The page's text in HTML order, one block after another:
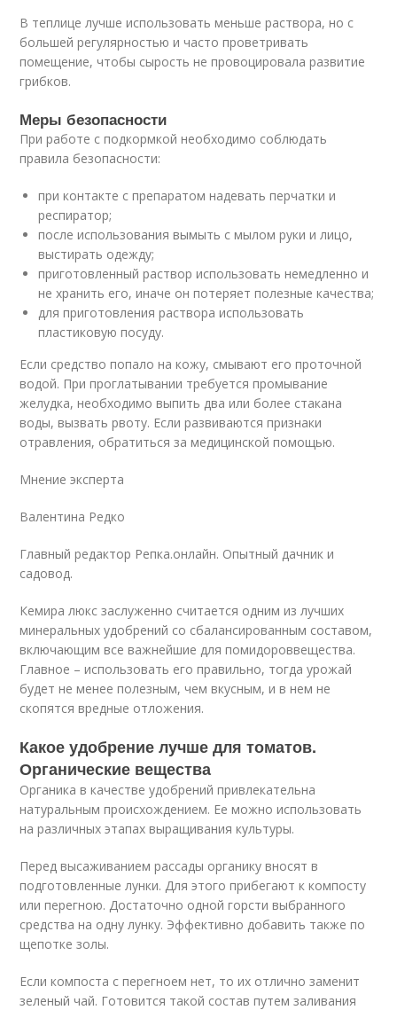
В теплице лучше использовать меньше раствора, но с
большей регулярностью и часто проветривать
помещение, чтобы сырость не провоцировала развитие
грибков.
Меры безопасности
При работе с подкормкой необходимо соблюдать
правила безопасности:
при контакте с препаратом надевать перчатки и
респиратор;
после использования вымыть с мылом руки и лицо,
выстирать одежду;
приготовленный раствор использовать немедленно и
не хранить его, иначе он потеряет полезные качества;
для приготовления раствора использовать
пластиковую посуду.
Если средство попало на кожу, смывают его проточной
водой. При проглатывании требуется промывание
желудка, необходимо выпить два или более стакана
воды, вызвать рвоту. Если развиваются признаки
отравления, обратиться за медицинской помощью.
Мнение эксперта
Валентина Редко
Главный редактор Репка.онлайн. Опытный дачник и
садовод.
Кемира люкс заслуженно считается одним из лучших
минеральных удобрений со сбалансированным составом,
включающим все важнейшие для помидороввещества.
Главное – использовать его правильно, тогда урожай
будет не менее полезным, чем вкусным, и в нем не
скопятся вредные отложения.
Какое удобрение лучше для томатов.
Органические вещества
Органика в качестве удобрений привлекательна
натуральным происхождением. Ее можно использовать
на различных этапах выращивания культуры.
Перед высаживанием рассады органику вносят в
подготовленные лунки. Для этого прибегают к компосту
или перегною. Достаточно одной горсти выбранного
средства на одну лунку. Эффективно добавить также по
щепотке золы.
Если компоста с перегноем нет, то их отлично заменит
зеленый чай. Готовится такой состав путем заливания